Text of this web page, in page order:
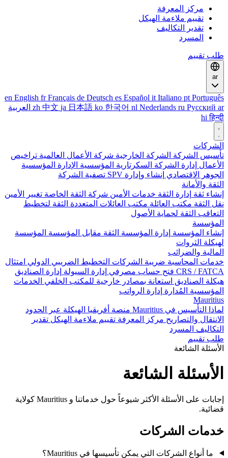
مركز المعرفة
تقييم ملاءمة الهيكل
تقدير التكاليف
المسرد
طلب تقييم
ar
en English fr Français de Deutsch es Español it Italiano pt Português
zh 中文 ja 日本語 ko 한국어 nl Nederlands ru Русский ar
العربية
hi हिन्दी
الشركات
تأسيس الشركة الشركة الخارجية شركة الأعمال العالمية تراخيص
الأعمال إدارة الشركة السكرتارية المؤسسية الإدارة المؤسسية
الجوهر الاقتصادي إنشاء وإدارة SPV
تصفية الشركة
الثقة والأمانة
إنشاء ثقة إدارة الثقة خدمات الأمين شركة الثقة الخاصة تغيير الأمين
نقل الثقة مكتب العائلة مكتب العائلات المتعددة الثقة لتخطيط
التعاقب الثقة لحماية الأصول
المؤسسة
إنشاء المؤسسة إدارة المؤسسة الثقة مقابل المؤسسة المؤسسة
لهيكلة الثروات
المالية والضرائب
خدمات المحاسبة ضريبة الشركات التخطيط الضريبي الدولي امتثال
CRS / FATCA فتح حساب مصرفي إدارة السيولة إدارة الصناديق
هيكلة الصناديق استعانة بمصادر خارجية للمكتب الخلفي الخدمات
المؤسسية المُدارة إدارة الرواتب
Mauritius
لماذا التأسيس في Mauritius
منصة أفريقيا الهيكلة عبر الحدود
الانتقال والتصاريح مركز المعرفة تقييم ملاءمة الهيكل تقدير
التكاليف المسرد
طلب تقييم
الأسئلة الشائعة
الأسئلة الشائعة
إجابات على الأسئلة الأكثر شيوعاً حول خدماتنا و Mauritius كولاية
قضائية.
خدمات الشركات
ما أنواع الشركات التي يمكن تأسيسها في Mauritius؟